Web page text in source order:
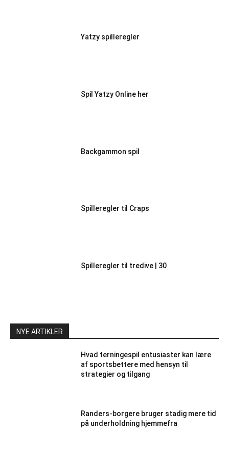
Yatzy spilleregler
Spil Yatzy Online her
Backgammon spil
Spilleregler til Craps
Spilleregler til tredive | 30
NYE ARTIKLER
Hvad terningespil entusiaster kan lære
af sportsbettere med hensyn til
strategier og tilgang
Randers-borgere bruger stadig mere tid
på underholdning hjemmefra